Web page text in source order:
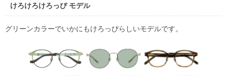
けろけろけろっぴ モデル
グリーンカラーでいかにもけろっぴらしいモデルです。